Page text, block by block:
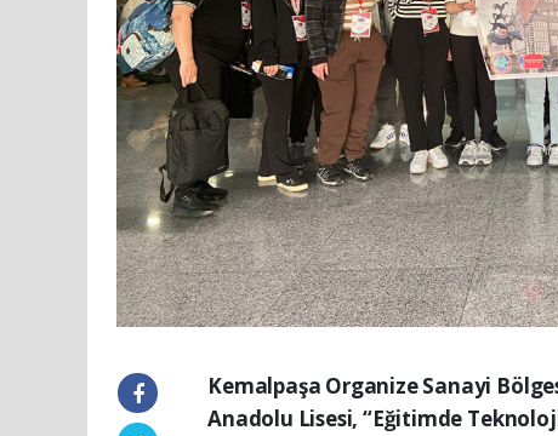
Kemalpaşa Organize Sanayi
Anadolu Lisesi, “Eğitimde